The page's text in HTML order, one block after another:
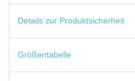
Details zur Produktsicherheit
Größentabelle